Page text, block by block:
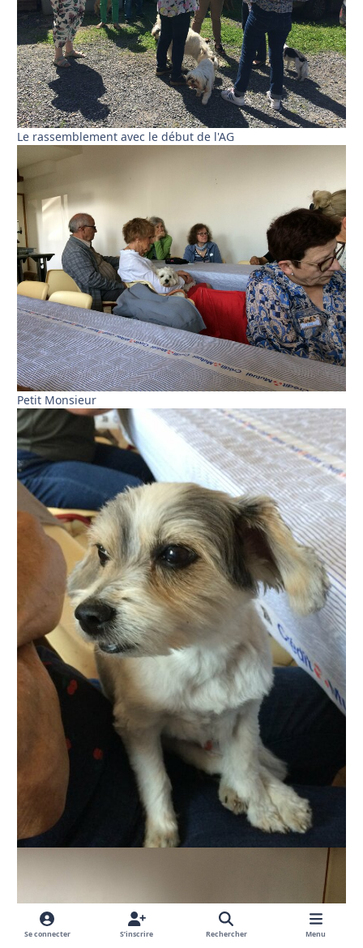
Le rassemblement avec le début de l'AG
Petit Monsieur
Se connecter S’inscrire Rechercher Menu